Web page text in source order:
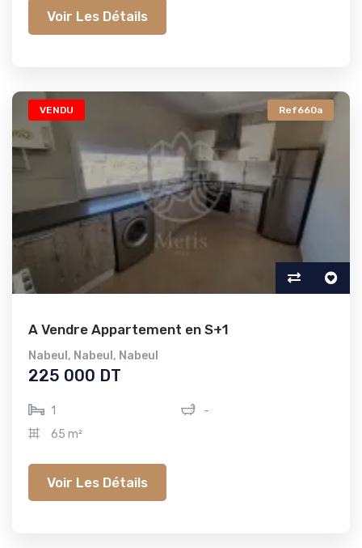
Voir Les Détails
VENDU Ref660a
A Vendre Appartement en S+1
Nabeul , Nabeul , Nabeul
225 000 DT
1
-
65 m²
Voir Les Détails